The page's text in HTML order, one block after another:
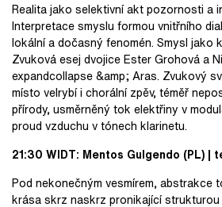
Realita jako selektivní akt pozornosti a
Interpretace smyslu formou vnitřního
lokální a dočasný fenomén. Smysl jako
Zvuková esej dvojice Ester Grohová a
expandcollapse &amp; Aras. Zvukový
místo velrybí i chorální zpěv, téměř
přírody, usměrněný tok elektřiny v
proud vzduchu v tónech klarinetu.
21:30 WIDT: Mentos Gulgendo (PL) |
Pod nekonečným vesmírem, abstrakce
krása skrz naskrz pronikající